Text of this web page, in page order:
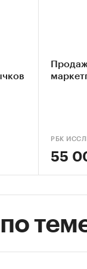
Рынок
1.
фудтех-
РБК
55